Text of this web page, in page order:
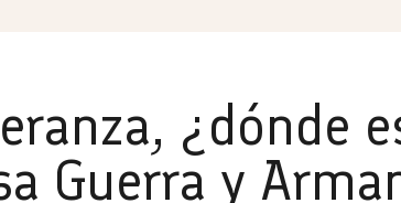
¿dónde
Guerra y